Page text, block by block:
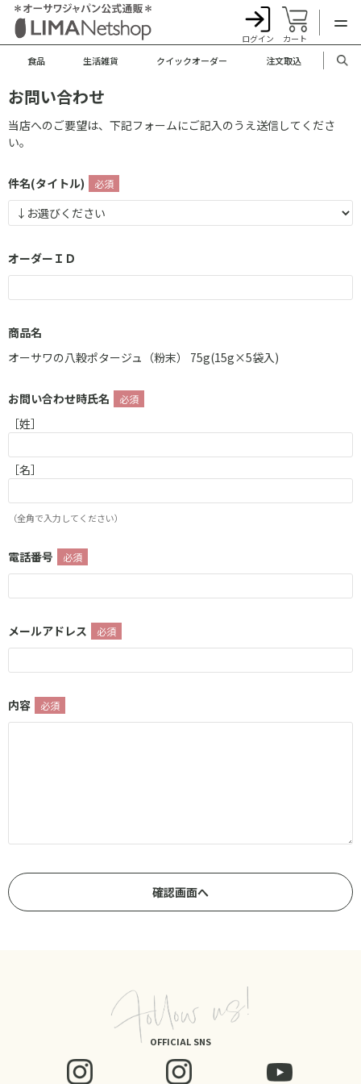
ログイン カート
食品 生活雑貨 クイックオーダー 注文取込
お問い合わせ
当店へのご要望は、下記フォームにご記入のうえ送信してくださ
い。
件名(タイトル)
オーダーＩＤ
商品名
オーサワの八穀ポタージュ（粉末） 75g(15g×5袋入)
お問い合わせ時氏名
［姓］
［名］
（全角で入力してください）
電話番号
メールアドレス
内容
OFFICIAL SNS